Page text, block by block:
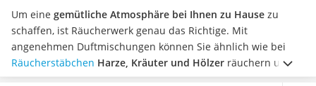
Akku-Tischlampe
Konferenzmikrofon
Klappmatratze
Duschkopf mit Kalkfilter
Aktenvernichter Sicherheitsstufe 4
Um eine gemütliche Atmosphäre bei Ihnen zu Hause zu
schaffen, ist Räucherwerk genau das Richtige. Mit
angenehmen Duftmischungen können Sie ähnlich wie bei
Räucherstäbchen Harze, Kräuter und Hölzer räuchern und
so einen lang anhaltenden Räuchereffekt erzielen.Laut